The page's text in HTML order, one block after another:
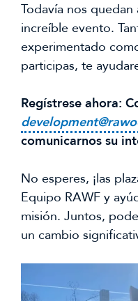
Todavía nos quedan
increíble evento.
experimentado
participas, te
Regístrese ahora:
comunicarnos su
No esperes, ¡las
Equipo RAWF y
misión. Juntos,
un cambio